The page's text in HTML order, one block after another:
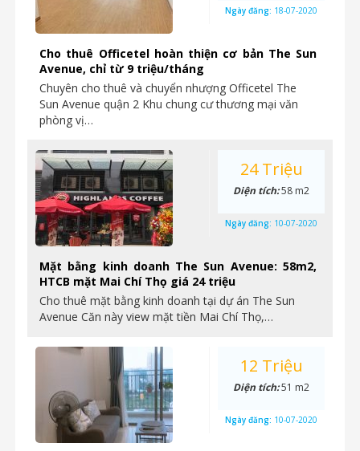
Cho thuê Officetel hoàn thiện cơ bản The Sun
Avenue, chỉ từ 9 triệu/tháng
Chuyên cho thuê và chuyển nhượng Officetel The
Sun Avenue quận 2 Khu chung cư thương mại văn
phòng vị…
Ngày đăng: 18-07-2020
Mặt bằng kinh doanh The Sun Avenue: 58m2,
HTCB mặt Mai Chí Thọ giá 24 triệu
Cho thuê mặt bằng kinh doanh tại dự án The Sun
Avenue Căn này view mặt tiền Mai Chí Thọ,…
24 Triệu
Diện tích:58 m2
Ngày đăng: 10-07-2020
12 Triệu
Diện tích:51 m2
Ngày đăng: 10-07-2020